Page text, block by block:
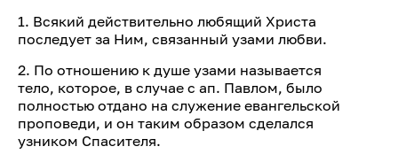
1. Всякий действительно любящий Христа
последует за Ним, связанный узами любви.
2. По отношению к душе узами называется
тело, которое, в случае с ап. Павлом, было
полностью отдано на служение евангельской
проповеди, и он таким образом сделался
узником Спасителя.